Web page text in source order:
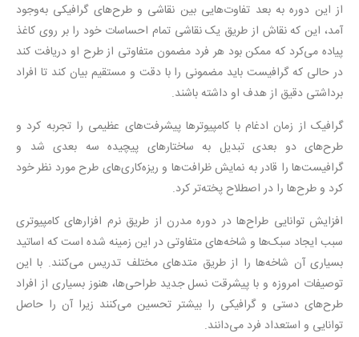
از این دوره به بعد تفاوت‌هایی بین نقاشی و طرح‌های گرافیکی به‌وجود
آمد، این که نقاش از طریق یک نقاشی تمام احساسات خود را بر روی کاغذ
پیاده می‌کرد که ممکن بود هر فرد مضمون متفاوتی از طرح او دریافت کند
در حالی که گرافیست باید مضمونی را با دقت و مستقیم بیان کند تا افراد
برداشتی دقیق از هدف او داشته باشند.
گرافیک از زمان ادغام با کامپیوترها پیشرفت‌های عظیمی را تجربه کرد و
طرح‌های دو بعدی تبدیل به ساختارهای پیچیده سه بعدی شد و
گرافیست‌ها را قادر به نمایش ظرافت‌ها و ریزه‌کاری‌های طرح مورد نظر خود
کرد و طرح‌ها را در اصطلاح پخته‌تر کرد.
افزایش توانایی طراح‌ها در دوره مدرن از طریق نرم افزارهای کامپیوتری
سبب ایجاد سبک‌ها و شاخه‌های متفاوتی در این زمینه شده است که اساتید
بسیاری آن شاخه‌ها را از طریق متدهای مختلف تدریس می‌کنند. با این
توصیفات امروزه و با پیشرقت نسل جدید طراحی‌ها، هنوز بسیاری از افراد
طرح‌های دستی و گرافیکی را بیشتر تحسین می‌کنند زیرا آن را حاصل
توانایی و استعداد فرد می‌دانند.